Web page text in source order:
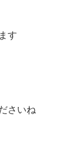
す
さいね